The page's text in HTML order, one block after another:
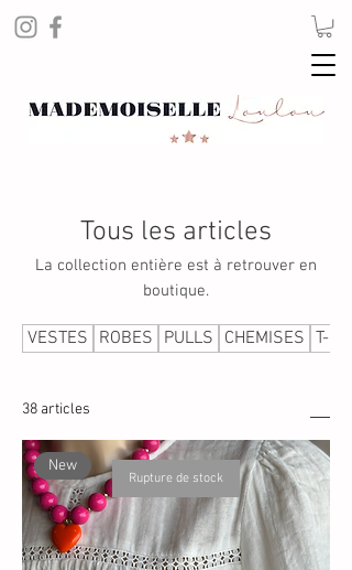
Tous les articles
La collection entière est à retrouver en
boutique.
VESTES ROBES PULLS CHEMISES T-
38 articles Tri
Rupture de stock
New